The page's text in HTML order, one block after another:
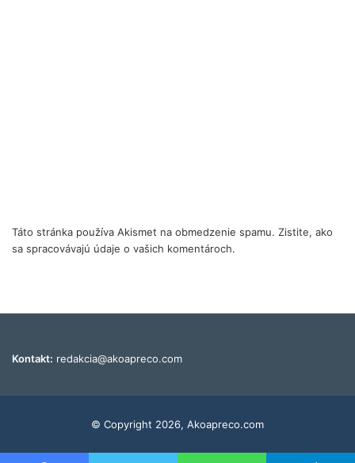
Táto stránka používa Akismet na obmedzenie spamu. Zistite, ako
sa spracovávajú údaje o vašich komentároch.
Kontakt: redakcia@akoapreco.com
© Copyright 2026, Akoapreco.com